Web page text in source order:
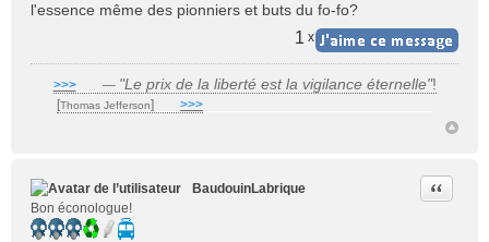
l
l'essence même des pionniers et buts du fo-fo?
1 x
>>>___ — "Le prix de la liberté est la vigilance éternelle"!
[Thomas Jefferson] >>>
BaudouinLabrique
Bon éconologue!
Citer